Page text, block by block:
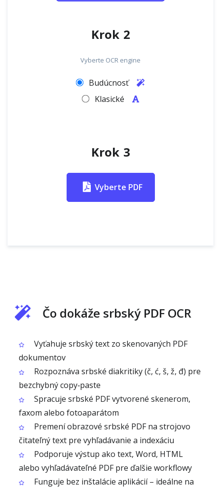
Krok 2
Vyberte OCR engine
Budúcnosť
Klasické
Krok 3
Vyberte PDF
Čo dokáže srbský PDF OCR
Vyťahuje srbský text zo skenovaných PDF
dokumentov
Rozpoznáva srbské diakritiky (č, ć, š, ž, đ) pre
bezchybný copy‑paste
Spracuje srbské PDF vytvorené skenerom,
faxom alebo fotoaparátom
Premení obrazové srbské PDF na strojovo
čitateľný text pre vyhľadávanie a indexáciu
Podporuje výstup ako text, Word, HTML
alebo vyhľadávateľné PDF pre ďalšie workflowy
Funguje bez inštalácie aplikácií – ideálne na